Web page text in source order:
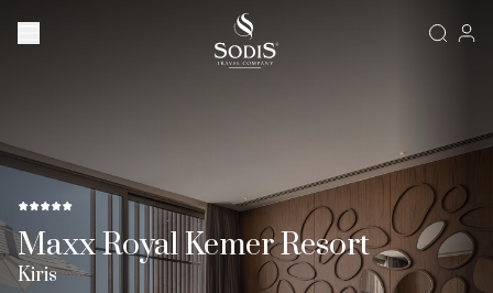
Maxx Royal Kemer Resort
Kiris